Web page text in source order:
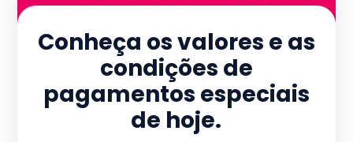
Conheça os valores e as
condições de
pagamentos especiais
de hoje.